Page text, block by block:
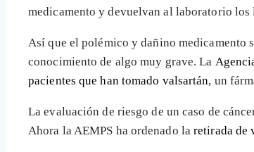
medicamento y devuelvan al laboratorio
Así que el polémico y dañino medicamento
conocimiento de algo muy grave. La
pacientes que han tomado valsartán, un
La evaluación de riesgo de un caso de
Ahora la AEMPS ha ordenado laretirada de